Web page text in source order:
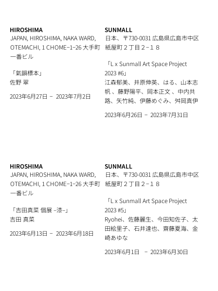
HIROSHIMA
JAPAN, HIROSHIMA, NAKA WARD,
OTEMACHI, 1 CHOME−1−26 大手町
一番ビル
「氣韻標本」
佐野 翠
2023年6月27日 − 2023年7月2日
SUNMALL
日本、〒730-0031 広島県広島市中区
紙屋町２丁目２−１８
「L x Sunmall Art Space Project
2023 #6」
江森郁美、井原伸英、はる、山本志
帆 、藤野陽平、岡本正文 、中内共
路、矢竹純、伊藤めぐみ、舛岡真伊
2023年6月26日 − 2023年7月31日
HIROSHIMA
JAPAN, HIROSHIMA, NAKA WARD,
OTEMACHI, 1 CHOME−1−26 大手町
一番ビル
「吉田真菜 個展 –漆–」
吉田 真菜
2023年6月13日 − 2023年6月18日
SUNMALL
日本、〒730-0031 広島県広島市中区
紙屋町２丁目２−１８
「L x Sunmall Art Space Project
2023 #5」
Ryohei、佐藤麗生、今田知佐子、太
田絵里子、石井達也、齋藤夏海、金
崎あゆな
2023年6月1日
− 2023年6月30日